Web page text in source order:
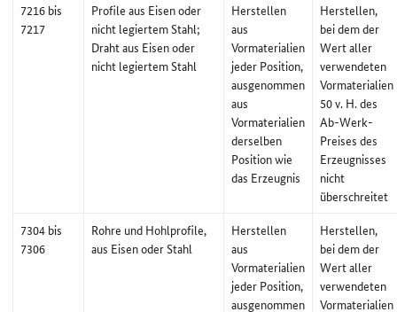
7216 bis
7217
Profile aus Eisen oder
nicht legiertem Stahl;
Draht aus Eisen oder
nicht legiertem Stahl
Herstellen
aus
Vormaterialien
jeder Position,
ausgenommen
aus
Vormaterialien
derselben
Position wie
das Erzeugnis
Herstellen,
bei dem der
Wert aller
verwendeten
Vormaterialien
50 v. H. des
Ab-Werk-
Preises des
Erzeugnisses
nicht
überschreitet
7304 bis
7306
Rohre und Hohlprofile,
aus Eisen oder Stahl
Herstellen
aus
Vormaterialien
jeder Position,
ausgenommen
Herstellen,
bei dem der
Wert aller
verwendeten
Vormaterialien